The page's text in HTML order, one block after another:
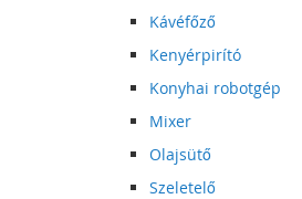
Kávéfőző
Kenyérpirító
Konyhai robotgép
Mixer
Olajsütő
Szeletelő